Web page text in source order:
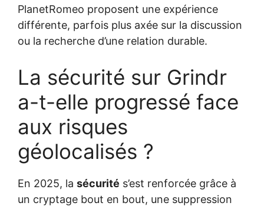
PlanetRomeo proposent une expérience
différente, parfois plus axée sur la discussion
ou la recherche d’une relation durable.
La sécurité sur Grindr
a-t-elle progressé face
aux risques
géolocalisés ?
En 2025, la sécurité s’est renforcée grâce à
un cryptage bout en bout, une suppression